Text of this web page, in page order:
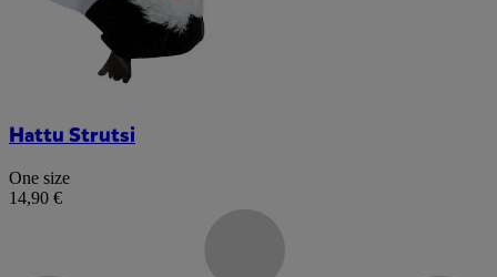
Hattu Strutsi
One size
14,90 €